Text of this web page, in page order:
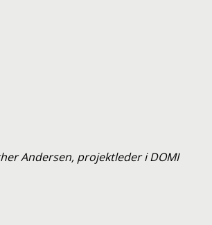
Andersen, projektleder i DOMI